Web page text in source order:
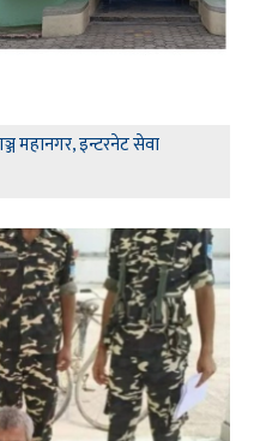
महानगर, इन्टरनेट सेवा